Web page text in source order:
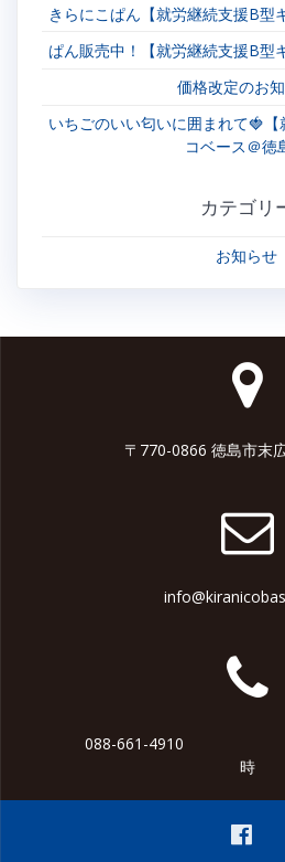
きらにこぱん【就労継続支援B型
ぱん販売中！【就労継続支援B型
価格改定のお
いちごのいい匂いに囲まれて🍓
コベース＠徳
カテゴリ
お知らせ
〒770-0866 徳島市末
088-661-4910 月
時